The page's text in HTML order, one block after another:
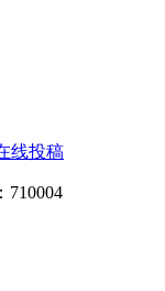
线投稿
710004